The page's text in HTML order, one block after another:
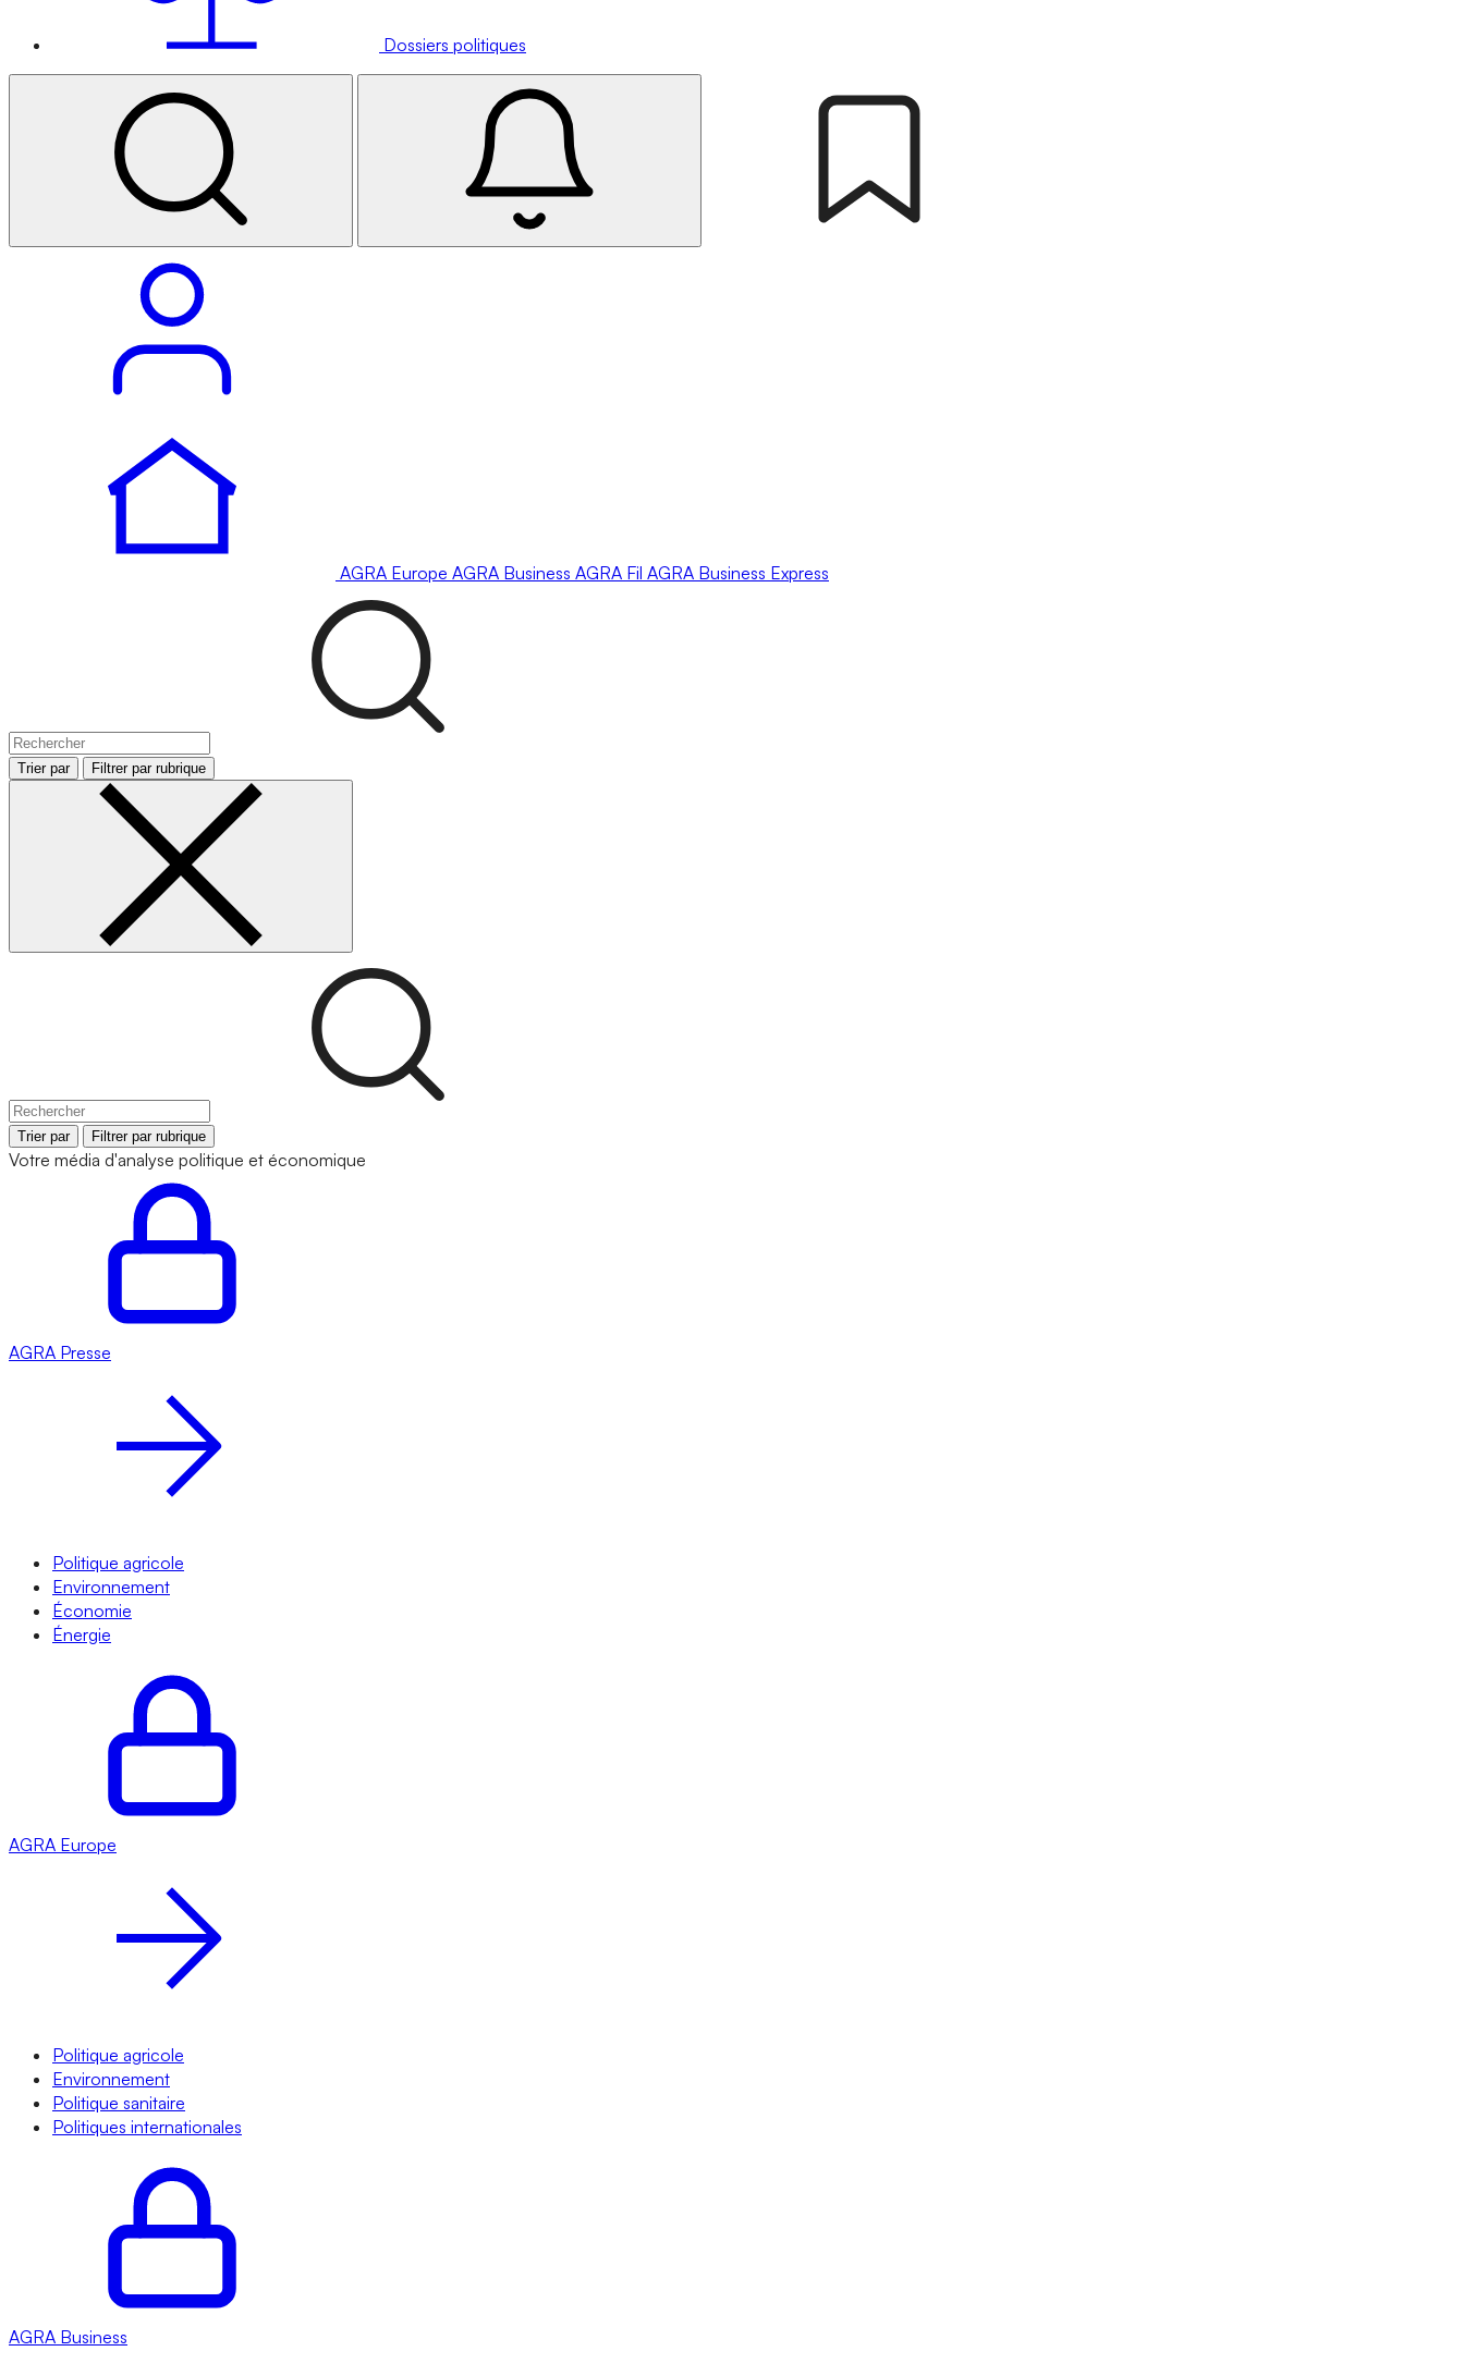
Dossiers politiques
AGRA Europe AGRA Business AGRA Fil AGRA Business Express
Trier par Filtrer par rubrique
Trier par Filtrer par rubrique
Votre média d'analyse politique et économique
AGRA Presse
Politique agricole
Environnement
Économie
Énergie
AGRA Europe
Politique agricole
Environnement
Politique sanitaire
Politiques internationales
AGRA Business